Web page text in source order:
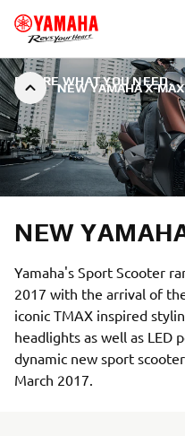
NEW YAMAHA X-
DESIRE WHAT YOU NEED. |
NEW
Yamaha's Sport Scooter
2017 with the arrival of
iconic TMAX inspired
headlights as well as LED
dynamic new sport
March 2017.